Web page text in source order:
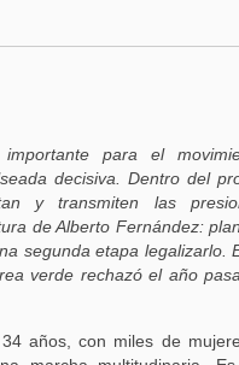
para el
decisiva. Dentro del
y transmiten las
de Alberto Fernández:
segunda etapa legalizarlo.
verde rechazó el año
años, con miles de